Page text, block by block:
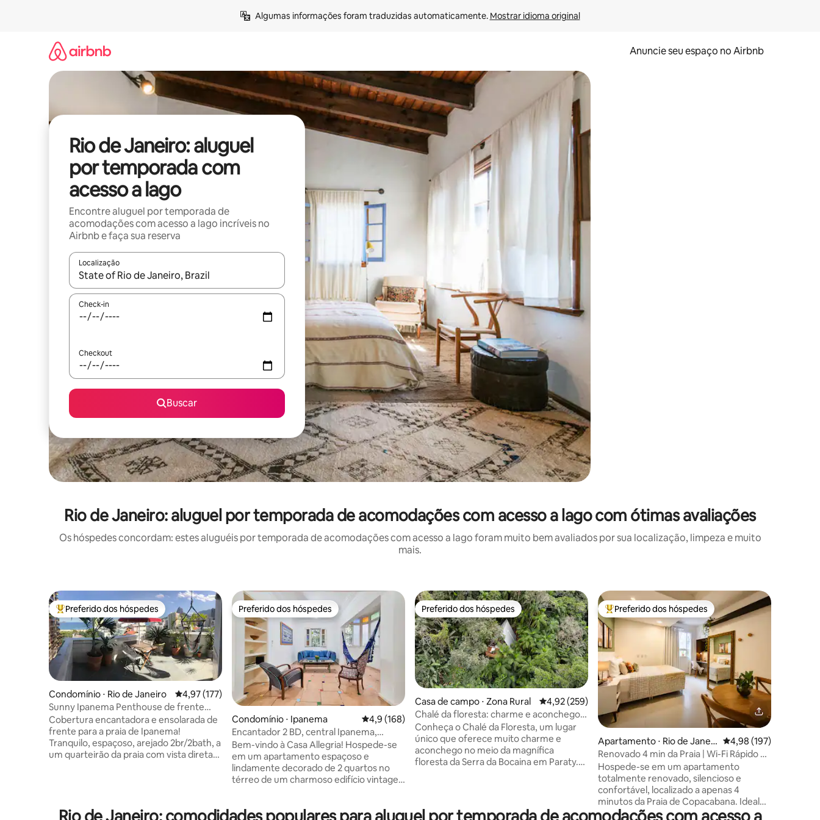
Algumas informações foram traduzidas automaticamente. Mostrar idioma original
Anuncie seu espaço no Airbnb
Rio de Janeiro: aluguel
por temporada com
acesso a lago
Encontre aluguel por temporada de
acomodações com acesso a lago incríveis no
Airbnb e faça sua reserva
Localização
Quando os resultados estiverem disponíveis, explore-os usando as seta para cima e para baixo do teclado ou tocando e deslizando o dedo na tela.
Check-in
Checkout
Buscar
Rio de Janeiro: aluguel por temporada de acomodações com acesso a lago com ótimas avaliações
Os hóspedes concordam: estes aluguéis por temporada de acomodações com acesso a lago foram muito bem avaliados por sua localização, limpeza e muito
mais.
Entre os melhores preferidos dos hóspedes
Preferido dos hóspedes
Condomínio ⋅ Rio de Janeiro 4,97 de uma avaliação média de 5, 177 avaliações
4,97 (177)
Sunny Ipanema Penthouse de frente
para a praia, 5*comentários
Cobertura encantadora e ensolarada de
frente para a praia de Ipanema!
Tranquilo, espaçoso, arejado 2br/2bath, a
um quarteirão da praia com vista direta
cidade. Desfrute de um belo pôr do sol a
Preferido dos hóspedes
Preferido dos hóspedes
Condomínio ⋅ Ipanema 4,9 de uma avaliação média de 5, 168 avaliações
4,9 (168)
Encantador 2 BD, central Ipanema,
caminhada até a praia
Bem-vindo à Casa Allegria! Hospede-se
em um apartamento espaçoso e
lindamente decorado de 2 quartos no
térreo de um charmoso edifício vintage
você estará cercado por tudo o que
Preferido dos hóspedes
Preferido dos hóspedes
Casa de campo ⋅ Zona Rural 4,92 de uma avaliação média de 5, 259 avaliações
4,92 (259)
Chalé da floresta: charme e aconchego
na natureza
Conheça o Chalé da Floresta, um lugar
único que oferece muito charme e
aconchego no meio da magnífica
floresta da Serra da Bocaina em Paraty.
envolto pela Natureza e com conforto e
Entre os melhores preferidos dos hóspedes
Preferido dos hóspedes
Apartamento ⋅ Rio de Janeir
o
4,98 de uma avaliação
4,98 (197)
Renovado 4 min da Praia | Wi-Fi Rápido e
Conforto
Hospede-se em um apartamento
totalmente renovado, silencioso e
confortável, localizado a apenas 4
minutos da Praia de Copacabana. Ideal
para casal ou viajantes a trabalho, o